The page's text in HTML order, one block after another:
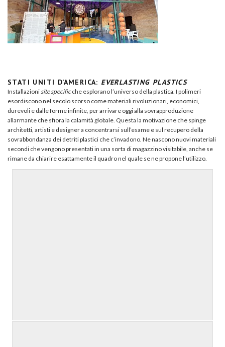
STATI UNITI D’AMERICA: EVERLASTING PLASTICS
Installazioni site specificche esplorano l’universo della plastica. I polimeri
esordiscono nel secolo scorso come materiali rivoluzionari, economici,
durevoli e dalle forme infinite, per arrivare oggi alla sovrapproduzione
allarmante che sfiora la calamità globale. Questa la motivazione che spinge
architetti, artisti e designer a concentrarsi sull’esame e sul recupero della
sovrabbondanza dei detriti plastici che c’invadono. Ne nascono nuovi materiali
secondi che vengono presentati in una sorta di magazzino visitabile, anche se
rimane da chiarire esattamente il quadro nel quale se ne propone l’utilizzo.